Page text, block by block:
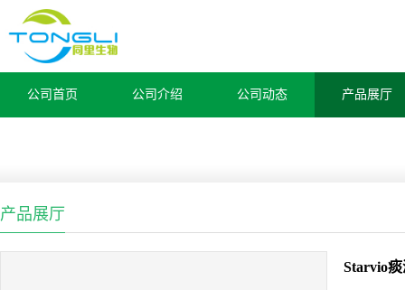
公司首页 公司介绍 公司动态 产品展厅
产品展厅
Starvio